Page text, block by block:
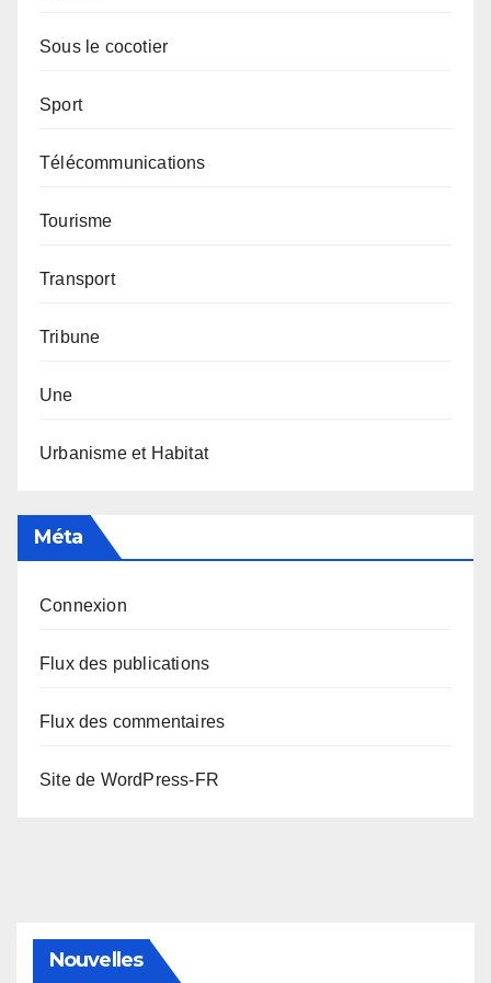
Sous le cocotier
Sport
Télécommunications
Tourisme
Transport
Tribune
Une
Urbanisme et Habitat
Méta
Connexion
Flux des publications
Flux des commentaires
Site de WordPress-FR
Nouvelles